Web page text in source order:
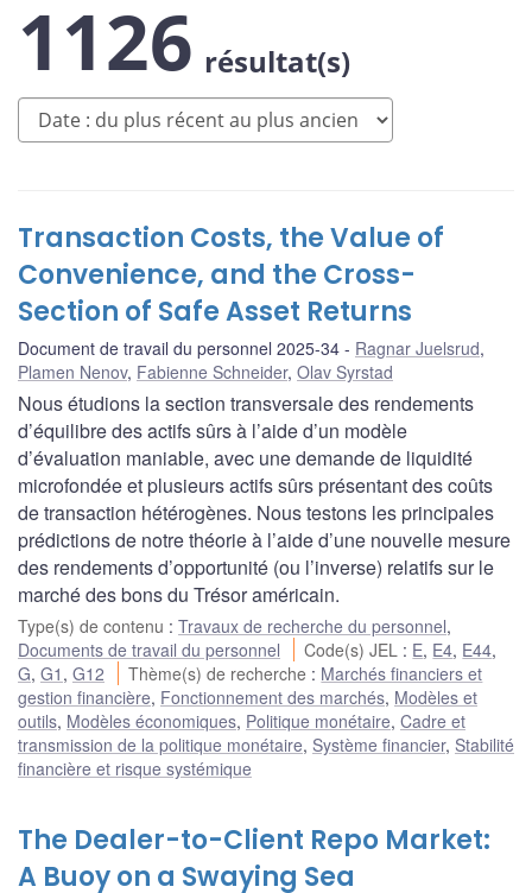
1126 résultat(s)
Transaction Costs, the Value of
Convenience, and the Cross-
Section of Safe Asset Returns
Document de travail du personnel 2025-34 Ragnar Juelsrud,
Plamen Nenov, Fabienne Schneider, Olav Syrstad
Nous étudions la section transversale des rendements
d’équilibre des actifs sûrs à l’aide d’un modèle
d’évaluation maniable, avec une demande de liquidité
microfondée et plusieurs actifs sûrs présentant des coûts
de transaction hétérogènes. Nous testons les principales
prédictions de notre théorie à l’aide d’une nouvelle mesure
des rendements d’opportunité (ou l’inverse) relatifs sur le
marché des bons du Trésor américain.
Type(s) de contenu : Travaux de recherche du personnel,
Documents de travail du personnel
Code(s) JEL : E, E4, E44,
G, G1 , G12 Thème(s) de recherche : Marchés financiers et
gestion financière, Fonctionnement des marchés, Modèles et
outils, Modèles économiques, Politique monétaire, Cadre et
transmission de la politique monétaire, Système financier, Stabilité
financière et risque systémique
The Dealer-to-Client Repo Market:
A Buoy on a Swaying Sea